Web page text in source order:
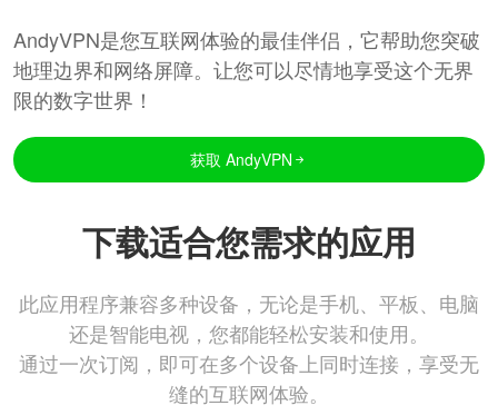
AndyVPN是您互联网体验的最佳伴侣，它帮助您突破
地理边界和网络屏障。让您可以尽情地享受这个无界
限的数字世界！
获取 AndyVPN
下载适合您需求的应用
此应用程序兼容多种设备，无论是手机、平板、电脑
还是智能电视，您都能轻松安装和使用。
通过一次订阅，即可在多个设备上同时连接，享受无
缝的互联网体验。